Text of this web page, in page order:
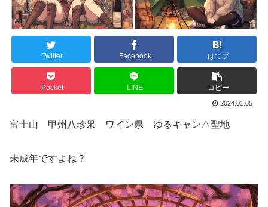
Twitter Facebook はてブ
Pocket LINE コピー
2024.01.05
富士山 甲州八珍果 ワイン県 ゆるキャン△聖地
未成年ですよね？